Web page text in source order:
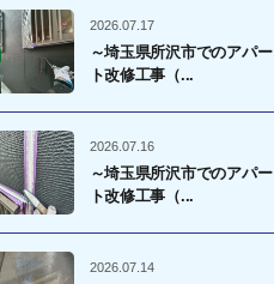
2026.07.17
～埼玉県所沢市でのアパー
ト改修工事（...
2026.07.16
～埼玉県所沢市でのアパー
ト改修工事（...
2026.07.14